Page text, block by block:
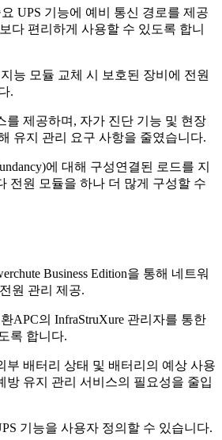
UPS 기능에 예비 통신 경로를 제공
다 편리하게 사용할 수 있도록 합니
지능 모듈 교체 시 보호된 장비에 전원
.
를 제공하며, 자가 진단 기능 및 현장
유지 관리 요구 사항을 줄였습니다.
에 대해 구성연결된 로드를 지
전원 모듈을 하나 더 많게 구성할 수
Business Edition을 통해 네트워
원 관리 제공.
APC의 InfraStruXure 관리자를 통한
록 합니다.
부 배터리 상태 및 배터리의 예상 사용
방 유지 관리 서비스의 필요성을 줄입
기능을 사용자 정의할 수 있습니다.